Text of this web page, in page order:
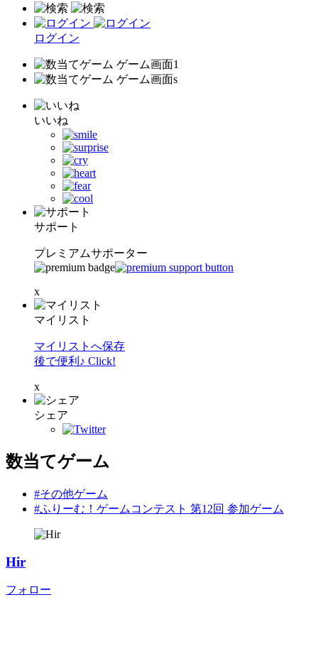
ログイン
いいね
サポート
プレミアムサポーター
x
マイリスト
マイリストへ保存
後で便利♪ Click!
x
シェア
数当てゲーム
#その他ゲーム
#ふりーむ！ゲームコンテスト 第12回 参加ゲーム
Hir
フォロー